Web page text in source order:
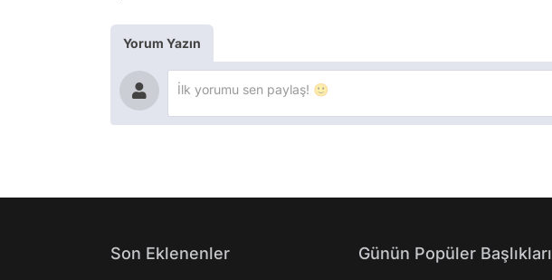
Yorum Yazın
Son Eklenenler Günün Popüler Başlıkları